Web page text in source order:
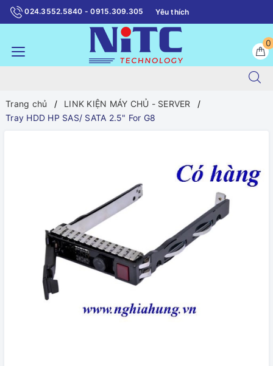
024.3552.5840 - 0915.309.305 Yêu thích
0
Trang chủ
LINK KIỆN MÁY CHỦ - SERVER
Tray HDD HP SAS/ SATA 2.5" For G8